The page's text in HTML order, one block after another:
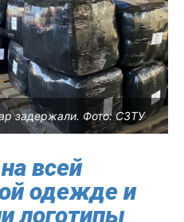
задержали. Фото: СЗТУ
всей
одежде и
логотипы